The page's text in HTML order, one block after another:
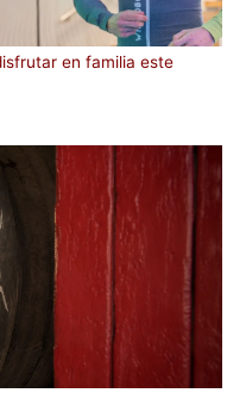
en familia este